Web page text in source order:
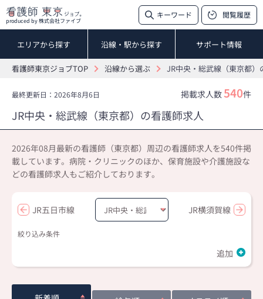
produced by 株式会社ファイブ
キーワード 閲覧履歴
エリアから探す 沿線・駅から探す サポート情報
看護師東京ジョブTOP 沿線から選ぶ JR中央・総武線（東京都）
最終更新日：2026年8月6日 掲載求人数540件
JR中央・総武線（東京都）の看護師求人
2026年08月最新の看護師（東京都）周辺の看護師求人を540件掲
載しています。病院・クリニックのほか、保育施設や介護施設な
どの看護師求人もご紹介しております。
JR五日市線 JR横須賀線
絞り込み条件
追加